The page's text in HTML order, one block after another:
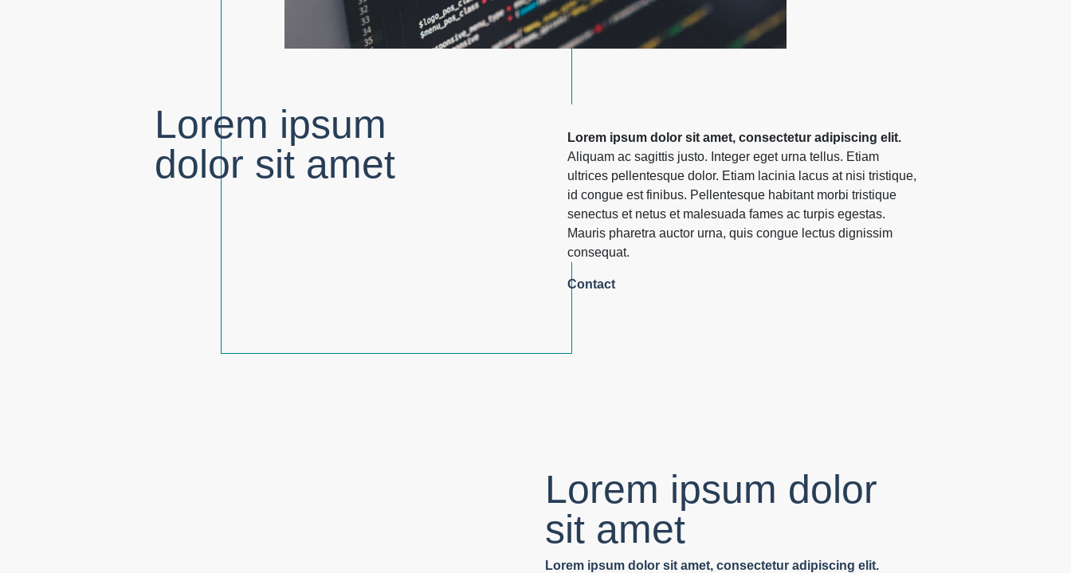
Lorem ipsum
dolor sit amet
Lorem ipsum dolor sit amet, consectetur adipiscing elit.
Aliquam ac sagittis justo. Integer eget urna tellus. Etiam
ultrices pellentesque dolor. Etiam lacinia lacus at nisi tristique,
id congue est finibus. Pellentesque habitant morbi tristique
senectus et netus et malesuada fames ac turpis egestas.
Mauris pharetra auctor urna, quis congue lectus dignissim
consequat.
Contact
Lorem ipsum dolor
sit amet
Lorem ipsum dolor sit amet, consectetur adipiscing elit.